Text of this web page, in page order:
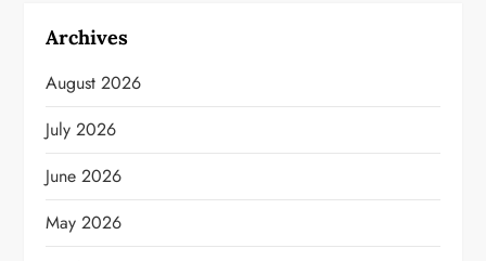
Archives
August 2026
July 2026
June 2026
May 2026